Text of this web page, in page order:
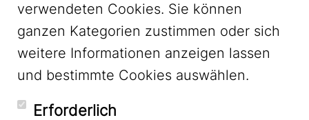
LinkedIn
YouTube
verwendeten Cookies. Sie können
ganzen Kategorien zustimmen oder sich
weitere Informationen anzeigen lassen
und bestimmte Cookies auswählen.
Erforderlich